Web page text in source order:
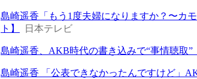
島崎遥香「もう1度夫婦になりますか？〜カ
ト】
日本テレビ
島崎遥香、AKB時代の書き込みで“事情聴取
島崎遥香 「公表できなかったんですけど」